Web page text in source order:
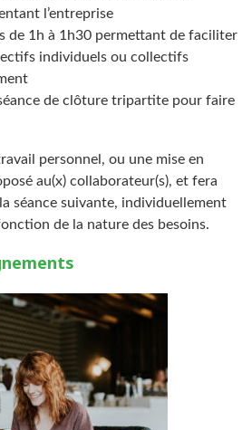
l’entreprise
de 1h à 1h30 permettant de faciliter
individuels ou collectifs
de clôture tripartite pour faire
personnel, ou une mise en
au(x) collaborateur(s), et fera
la séance suivante, individuellement
de la nature des besoins.